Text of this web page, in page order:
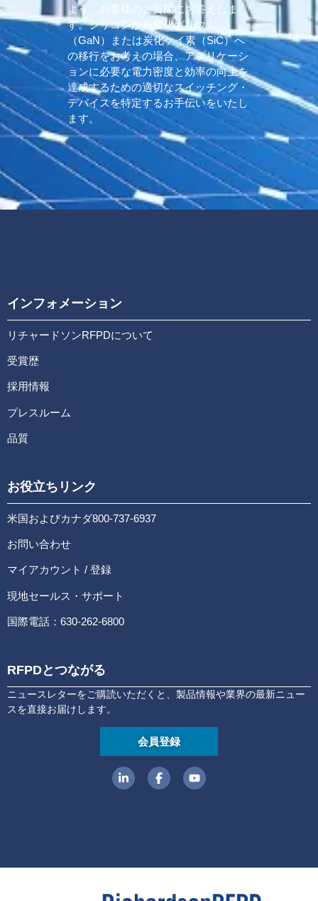
よう、お客様のご質問にお答えしま
す。シリコンから窒化ガリウム
（GaN）または炭化ケイ素（SiC）へ
の移行をお考えの場合、アプリケーシ
ョンに必要な電力密度と効率の向上を
達成するための適切なスイッチング・
デバイスを特定するお手伝いをいたし
ます。
インフォメーション
リチャードソンRFPDについて
受賞歴
採用情報
プレスルーム
品質
お役立ちリンク
米国およびカナダ800-737-6937
お問い合わせ
マイアカウント / 登録
現地セールス・サポート
国際電話：630-262-6800
RFPDとつながる
ニュースレターをご購読いただくと、製品情報や業界の最新ニュー
スを直接お届けします。
会員登録